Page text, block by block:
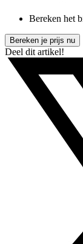
Bereken het
Bereken je prijs nu
Deel dit artikel!